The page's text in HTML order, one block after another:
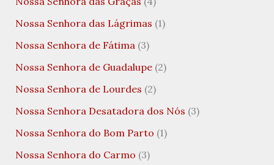
Nossa Senhora das Lágrimas (1)
Nossa Senhora de Fátima(3)
Nossa Senhora de Guadalupe(2)
Nossa Senhora de Lourdes (2)
Nossa Senhora Desatadora dos Nós (3)
Nossa Senhora do Bom Parto (1)
Nossa Senhora do Carmo (3)